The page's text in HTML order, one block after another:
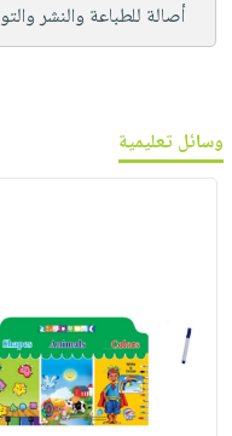
أصالة للطباعة والنشر
وسائل تعليمية